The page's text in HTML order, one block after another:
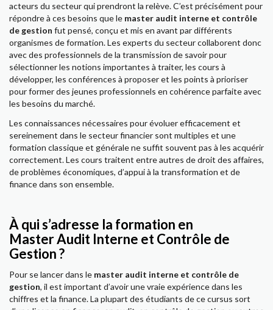
acteurs du secteur qui prendront la relève. C’est précisément pour
répondre à ces besoins que le master audit interne et contrôle
de gestion fut pensé, conçu et mis en avant par différents
organismes de formation. Les experts du secteur collaborent donc
avec des professionnels de la transmission de savoir pour
sélectionner les notions importantes à traiter, les cours à
développer, les conférences à proposer et les points à prioriser
pour former des jeunes professionnels en cohérence parfaite avec
les besoins du marché.
Les connaissances nécessaires pour évoluer efficacement et
sereinement dans le secteur financier sont multiples et une
formation classique et générale ne suffit souvent pas à les acquérir
correctement. Les cours traitent entre autres de droit des affaires,
de problèmes économiques, d’appui à la transformation et de
finance dans son ensemble.
À qui s’adresse la formation en
Master Audit Interne et Contrôle de
Gestion ?
Pour se lancer dans le master audit interne et contrôle de
gestion, il est important d’avoir une vraie expérience dans les
chiffres et la finance. La plupart des étudiants de ce cursus sort